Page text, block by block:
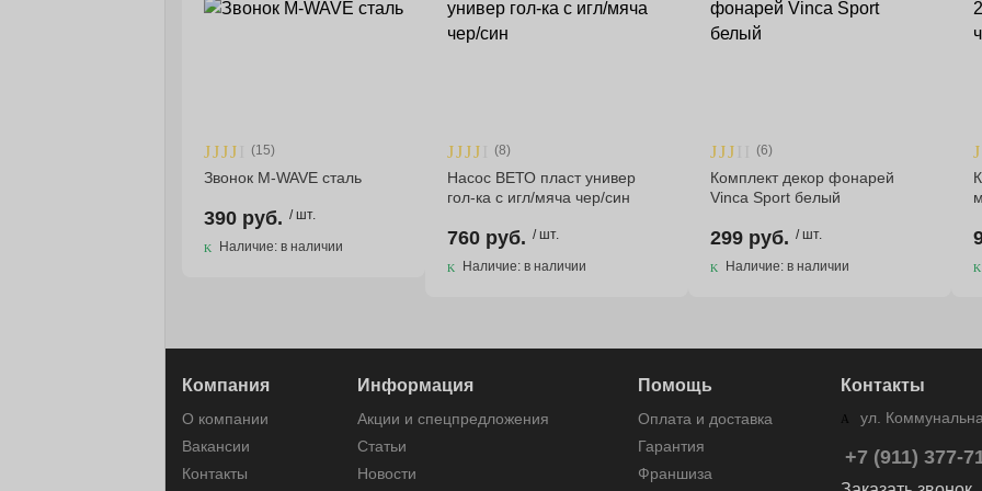
(15)
Звонок M-WAVE сталь
390 руб. / шт.
Наличие: в наличии
(8)
Насос ВЕТО пласт универ
гол-ка с игл/мяча чер/син
760 руб. / шт.
Наличие: в наличии
(6)
Комплект декор фонарей
Vinca Sport белый
299 руб. / шт.
Наличие: в наличии
Компания
О компании
Вакансии
Контакты
Информация
Акции и спецпредложения
Статьи
Новости
Помощь
Оплата и доставка
Гарантия
Франшиза
Контакты
ул.
+7 (911) 377-